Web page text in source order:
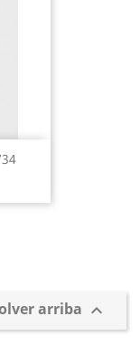
arriba 